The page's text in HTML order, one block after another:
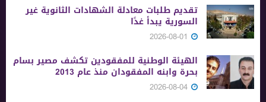
تقديم طلبات معادلة الشهادات الثانوية ‏غير
السورية يبدأ غدًا
الهيئة الوطنية للمفقودين تكشف مصير بسام
بحرة وابنه المفقودان منذ عام 2013